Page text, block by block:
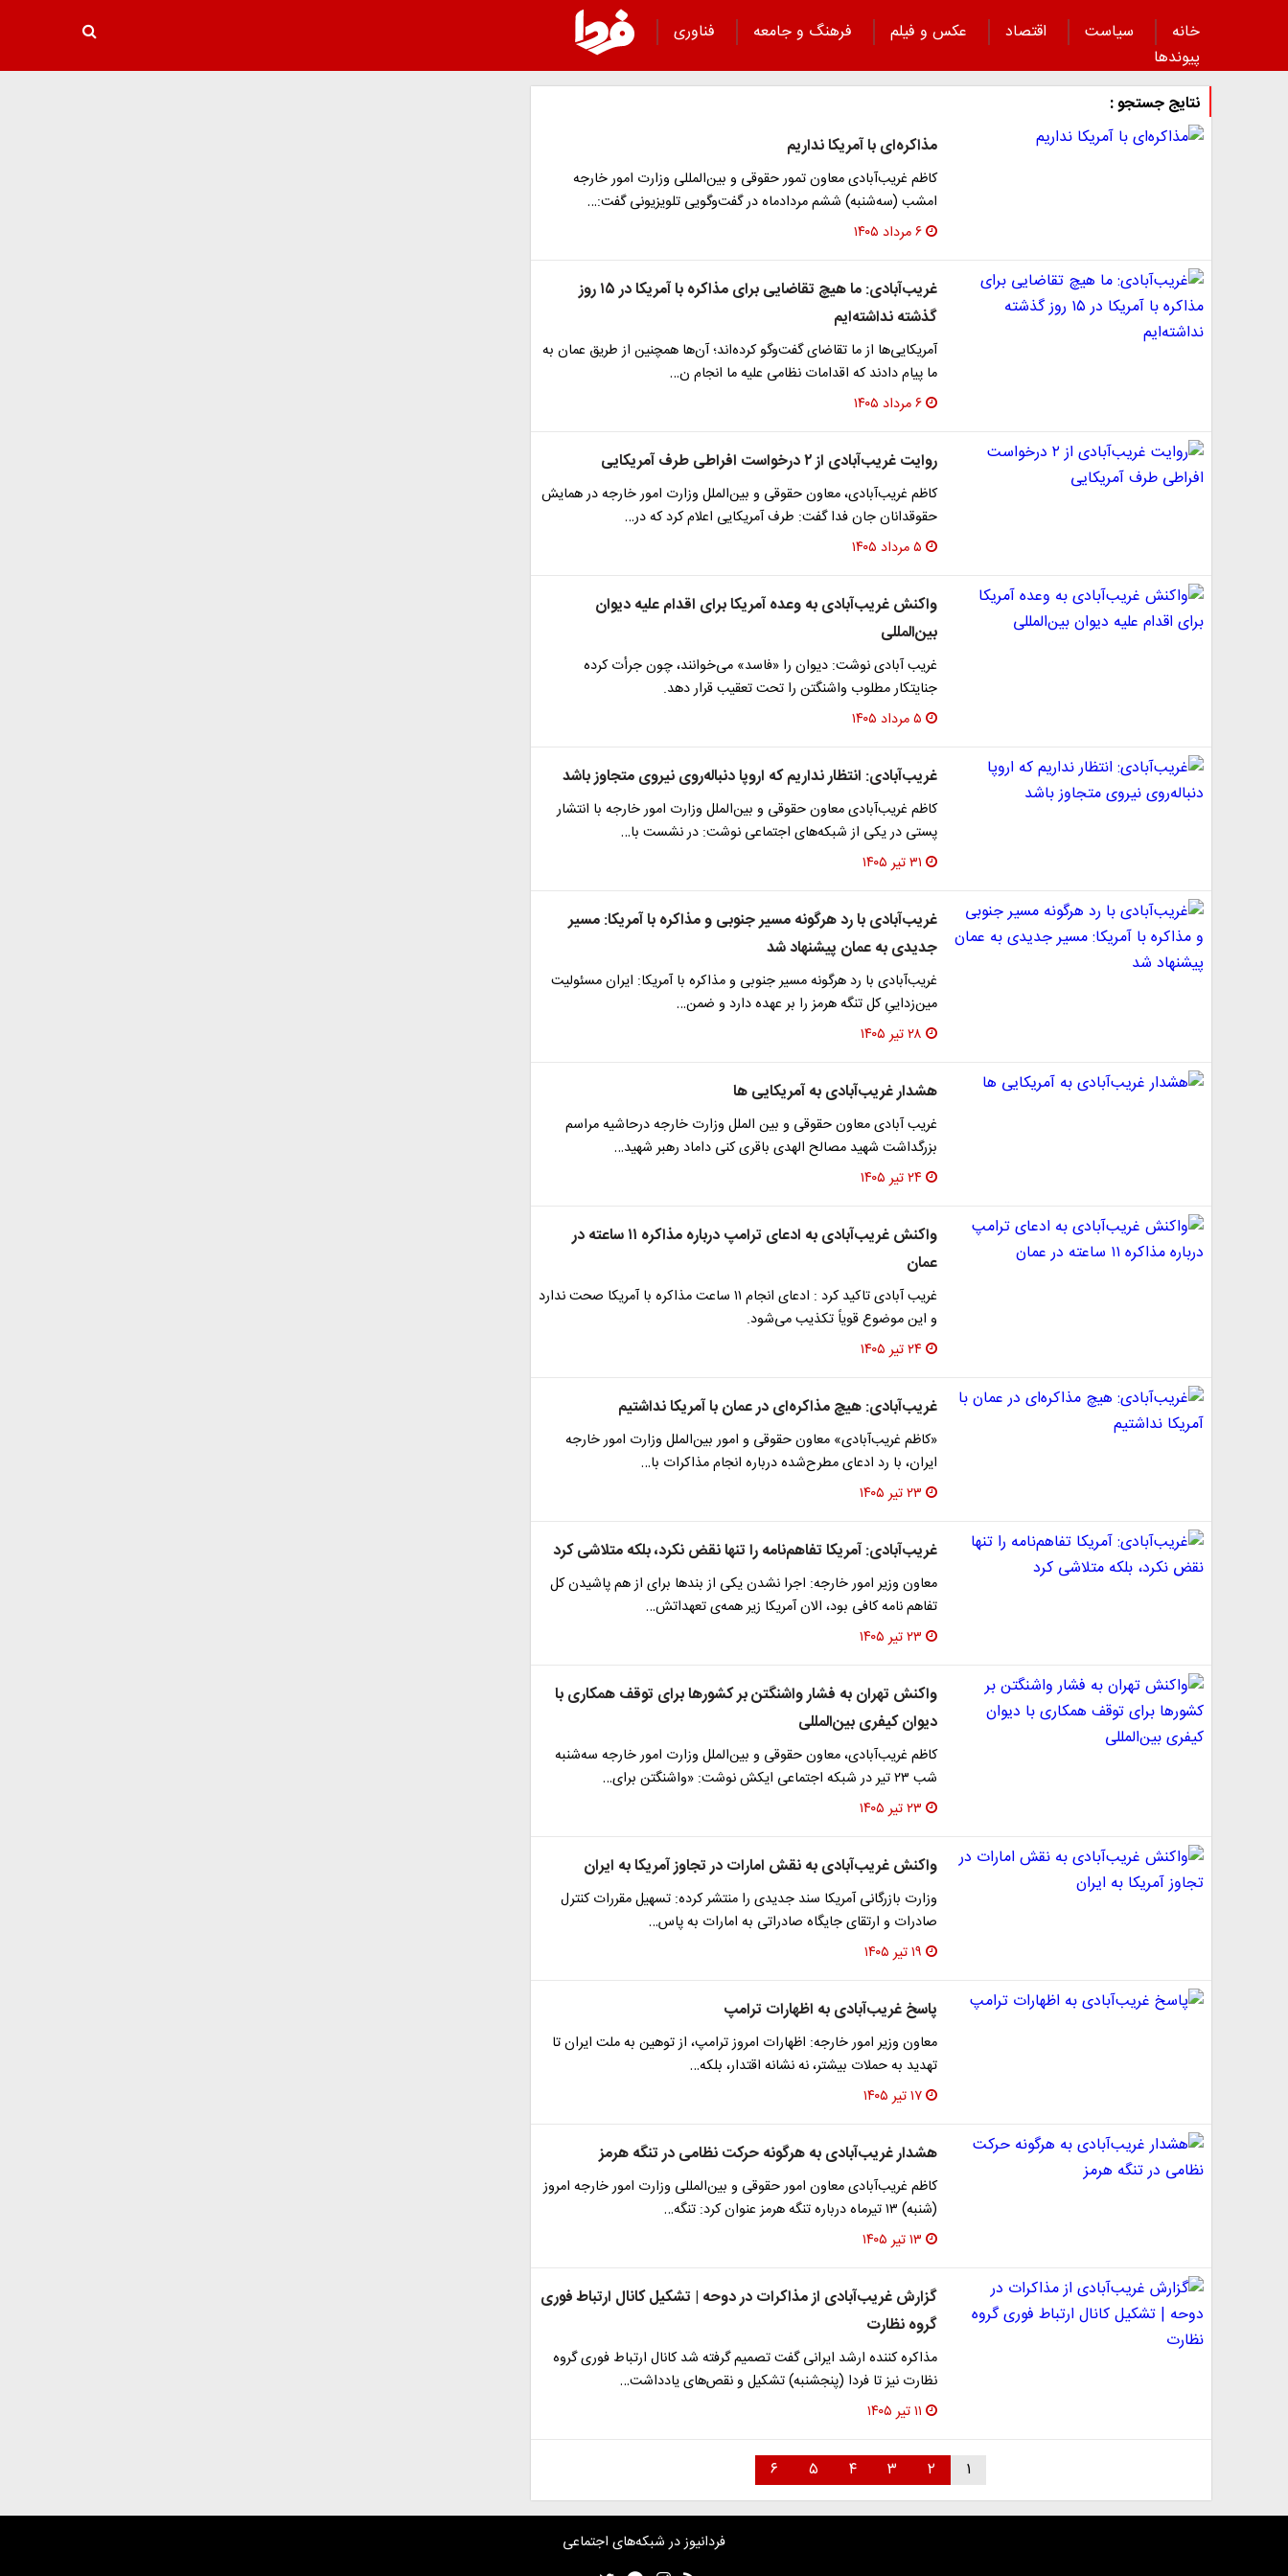
خانه سیاست اقتصاد عکس و فیلم فرهنگ و جامعه
فناوری
پیوند‌ها
نتایج جستجو :
مذاکره‌ای با آمریکا نداریم
کاظم غریب‌آبادی معاون تمور حقوقی و بین‌المللی وزارت امور خارجه
امشب (سه‌شنبه) ششم مردادماه در گفت‌وگویی تلویزیونی گفت:…
۶ مرداد ۱۴۰۵
غریب‌آبادی: ما هیچ تقاضایی برای مذاکره با آمریکا در ۱۵ روز
گذشته نداشته‌ایم
آمریکایی‌ها از ما تقاضای گفت‌وگو کرده‌اند؛ آن‌ها همچنین از طریق عمان به
ما پیام دادند که اقدامات نظامی علیه ما انجام ن…
۶ مرداد ۱۴۰۵
روایت غریب‌آبادی از ۲ درخواست افراطی طرف آمریکایی
کاظم غریب‌آبادی، معاون حقوقی و بین‌الملل وزارت امور خارجه در همایش
حقوقدانان جان فدا گفت: طرف آمریکایی اعلام کرد که در…
۵ مرداد ۱۴۰۵
واکنش غریب‌آبادی به وعده آمریکا برای اقدام علیه دیوان
بین‌المللی
غریب آبادی نوشت: دیوان را «فاسد» می‌خوانند، چون جرأت کرده
جنایتکار مطلوب واشنگتن را تحت تعقیب قرار دهد.
۵ مرداد ۱۴۰۵
غریب‌آبادی: انتظار نداریم که اروپا دنباله‌روی نیروی متجاوز باشد
کاظم غریب‌آبادی معاون حقوقی و بین‌الملل وزارت امور خارجه با انتشار
پستی در یکی از شبکه‌‎های اجتماعی نوشت: ‌در نشست با…
۳۱ تیر ۱۴۰۵
غریب‌آبادی با رد هرگونه مسیر جنوبی و مذاکره با آمریکا: مسیر
جدیدی به عمان پیشنهاد شد
غریب‌آبادی با رد هرگونه مسیر جنوبی و مذاکره با آمریکا: ایران مسئولیت
مین‌زداییِ کل تنگه هرمز را بر عهده دارد و ضمن…
۲۸ تیر ۱۴۰۵
هشدار غریب‌آبادی به آمریکایی ها
غریب آبادی معاون حقوقی و بین الملل وزارت خارجه در‌حاشیه مراسم
بزرگداشت شهید مصالح الهدی باقری کنی داماد رهبر شهید…
۲۴ تیر ۱۴۰۵
واکنش غریب‌آبادی به ادعای ترامپ درباره مذاکره ۱۱ ساعته در
عمان
غریب آبادی تاکید کرد : ادعای انجام ۱۱ ساعت مذاکره با آمریکا صحت ندارد
و این موضوع قویاً تکذیب می‌شود.
۲۴ تیر ۱۴۰۵
غریب‌آبادی: هیچ مذاکره‌ای در عمان با آمریکا نداشتیم
«کاظم غریب‌آبادی» معاون حقوقی و امور بین‌الملل وزارت امور خارجه
ایران، با رد ادعای مطرح‌شده درباره انجام مذاکرات با…
۲۳ تیر ۱۴۰۵
غریب‌آبادی: آمریکا تفاهم‌نامه را تنها نقض نکرد، بلکه متلاشی کرد
معاون وزیر امور خارجه: اجرا نشدن یکی از بندها برای از هم پاشیدن کل
تفاهم نامه کافی بود، الان آمریکا زیر همه‌ی تعهداتش…
۲۳ تیر ۱۴۰۵
واکنش تهران به فشار واشنگتن بر کشورها برای توقف همکاری با
دیوان کیفری بین‌المللی
کاظم غریب‌آبادی، معاون حقوقی و بین‌الملل وزارت امور خارجه سه‌شنبه
شب ۲۳ تیر در شبکه اجتماعی ایکش نوشت: «واشنگتن برای…
۲۳ تیر ۱۴۰۵
واکنش غریب‌آبادی به نقش امارات در تجاوز آمریکا به ایران
وزارت بازرگانی آمریکا سند جدیدی را منتشر کرده: تسهیل مقررات کنترل
صادرات و ارتقای جایگاه صادراتی به امارات به پاس…
۱۹ تیر ۱۴۰۵
پاسخ غریب‌آبادی به اظهارات ترامپ
معاون وزیر امور خارجه: اظهارات امروز ترامپ، از توهین به ملت ایران تا
تهدید به حملات بیشتر، نه نشانه اقتدار، بلکه…
۱۷ تیر ۱۴۰۵
هشدار غریب‌آبادی به هرگونه حرکت نظامی در تنگه هرمز
کاظم غریب‌آبادی معاون امور حقوقی و بین‌المللی وزارت امور خارجه امروز
(شنبه) ۱۳ تیرماه درباره تنگه هرمز عنوان کرد: تنگه…
۱۳ تیر ۱۴۰۵
گزارش غریب‌آبادی از مذاکرات در دوحه | تشکیل کانال ارتباط فوری
گروه نظارت
مذاکره کننده ارشد ایرانی گفت تصمیم گرفته شد کانال ارتباط فوری گروه
نظارت نیز تا فردا (پنجشنبه) تشکیل و نقص‌های یادداشت…
۱۱ تیر ۱۴۰۵
۱ ۲ ۳ ۴ ۵ ۶
فردانیوز در شبکه‌های اجتماعی